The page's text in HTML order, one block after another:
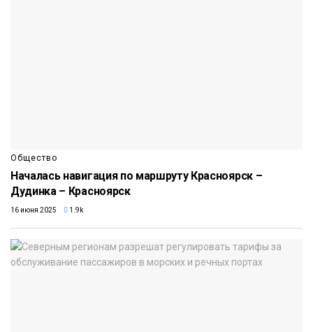
Общество
Началась навигация по маршруту Красноярск –
Дудинка – Красноярск
16 июня 2025 1.9k